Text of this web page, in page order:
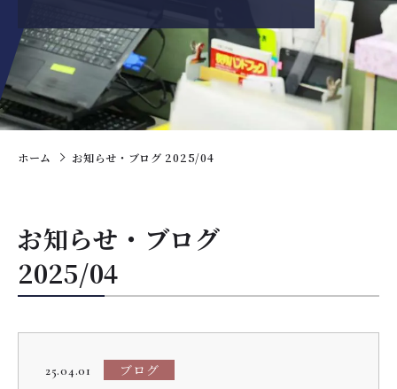
ホーム お知らせ・ブログ 2025/04
お知らせ・ブログ
2025/04
25.04.01 ブログ